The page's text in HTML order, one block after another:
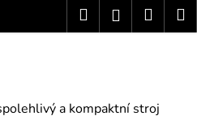
HledatPřihlášení
a kompaktní stroj